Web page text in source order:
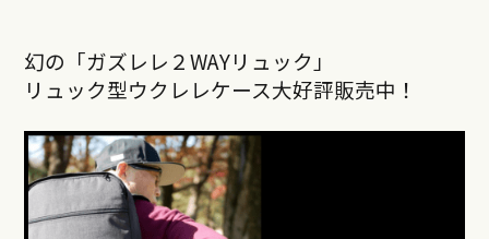
幻の「ガズレレ２WAYリュック」
リュック型ウクレレケース大好評販売中！